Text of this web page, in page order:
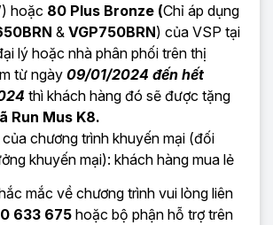
) hoặc 80 Plus Bronze (Chỉ áp dụng
& VGP750BRN) của VSP tại
lý hoặc nhà phân phối trên thị
từ ngày 09/01/2024 đến hết
thì khách hàng đó sẽ được tặng
Run Mus K8.
chương trình khuyến mại (đối
khuyến mại): khách hàng mua lẻ
mắc về chương trình vui lòng liên
633 675 hoặc bộ phận hỗ trợ trên